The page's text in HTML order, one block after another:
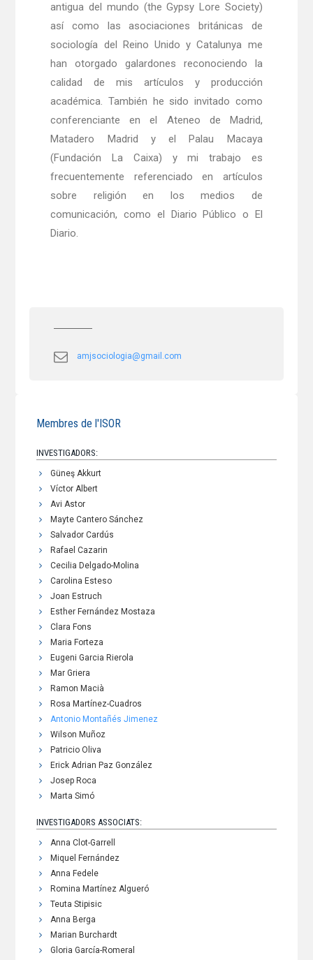
antigua del mundo (the Gypsy Lore Society)
así como las asociaciones británicas de
sociología del Reino Unido y Catalunya me
han otorgado galardones reconociendo la
calidad de mis artículos y producción
académica. También he sido invitado como
conferenciante en el Ateneo de Madrid,
Matadero Madrid y el Palau Macaya
(Fundación La Caixa) y mi trabajo es
frecuentemente referenciado en artículos
sobre religión en los medios de
comunicación, como el Diario Público o El
Diario.
amjsociologia@gmail.com
Membres de l'ISOR
INVESTIGADORS:
Güneş Akkurt
Víctor Albert
Avi Astor
Mayte Cantero Sánchez
Salvador Cardús
Rafael Cazarin
Cecilia Delgado-Molina
Carolina Esteso
Joan Estruch
Esther Fernández Mostaza
Clara Fons
Maria Forteza
Eugeni Garcia Rierola
Mar Griera
Ramon Macià
Rosa Martínez-Cuadros
Antonio Montañés Jimenez
Wilson Muñoz
Patricio Oliva
Erick Adrian Paz González
Josep Roca
Marta Simó
INVESTIGADORS ASSOCIATS:
Anna Clot-Garrell
Miquel Fernández
Anna Fedele
Romina Martínez Algueró
Teuta Stipisic
Anna Berga
Marian Burchardt
Gloria García-Romeral